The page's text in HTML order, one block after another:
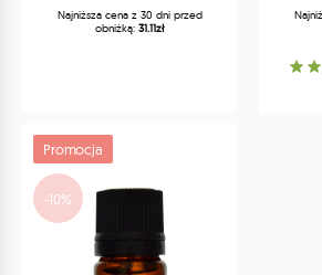
Najniższa cena z 30 dni przed
obniżką: 31.11zł
Promocja
-10%